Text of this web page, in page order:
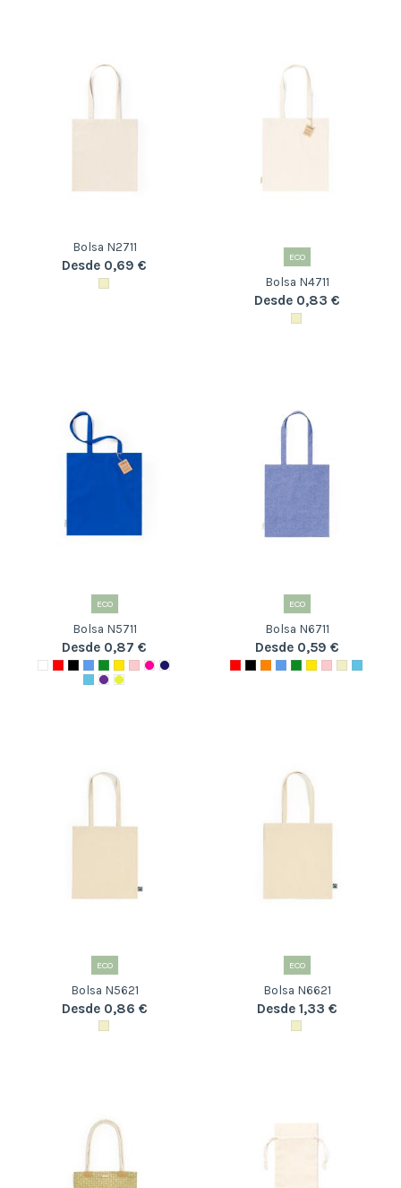
Bolsa N2711
Desde 0,69 €
ECO
Bolsa N4711
Desde 0,83 €
ECO
Bolsa N5711
Desde 0,87 €
ECO
Bolsa N6711
Desde 0,59 €
ECO
Bolsa N5621
Desde 0,86 €
ECO
Bolsa N6621
Desde 1,33 €